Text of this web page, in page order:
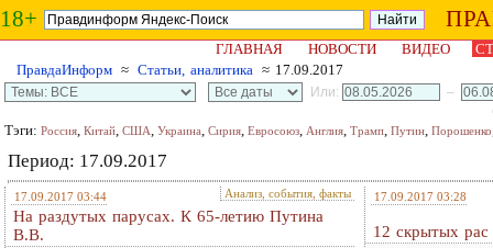
18+
ГЛАВНАЯ НОВОСТИ ВИДЕО
ПравдаИнформ ≈ Статьи, аналитика ≈ 17.09.2017
Или:
–
Тэги: Россия, Китай, США, Украина, Сирия, Евросоюз, Англия, Трамп, Путин, Порошенко
Период: 17.09.2017
17.09.2017 03:44 Анализ, события, факты
На раздутых парусах. К 65-летию Путина
В.В.
17.09.2017 03:28
12 скрытых рас